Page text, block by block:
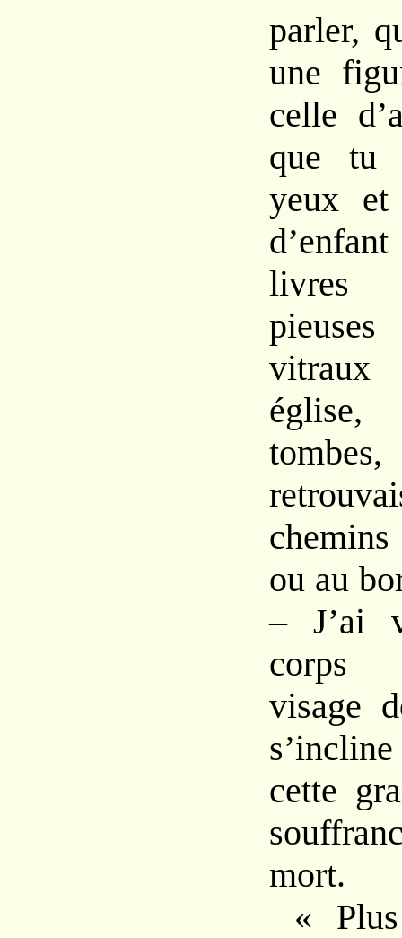
parler,
une
celle
que tu
yeux
livres
vitraux
ou au
– J’ai
corps
visage
cette
mort.
«